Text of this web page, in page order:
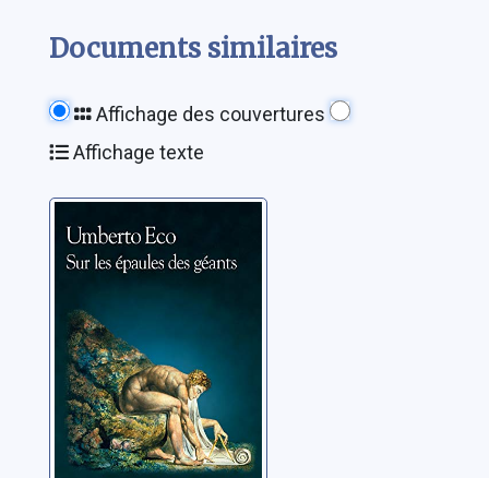
Documents similaires
Affichage des couvertures
Affichage texte
Sur les épaules
des géants